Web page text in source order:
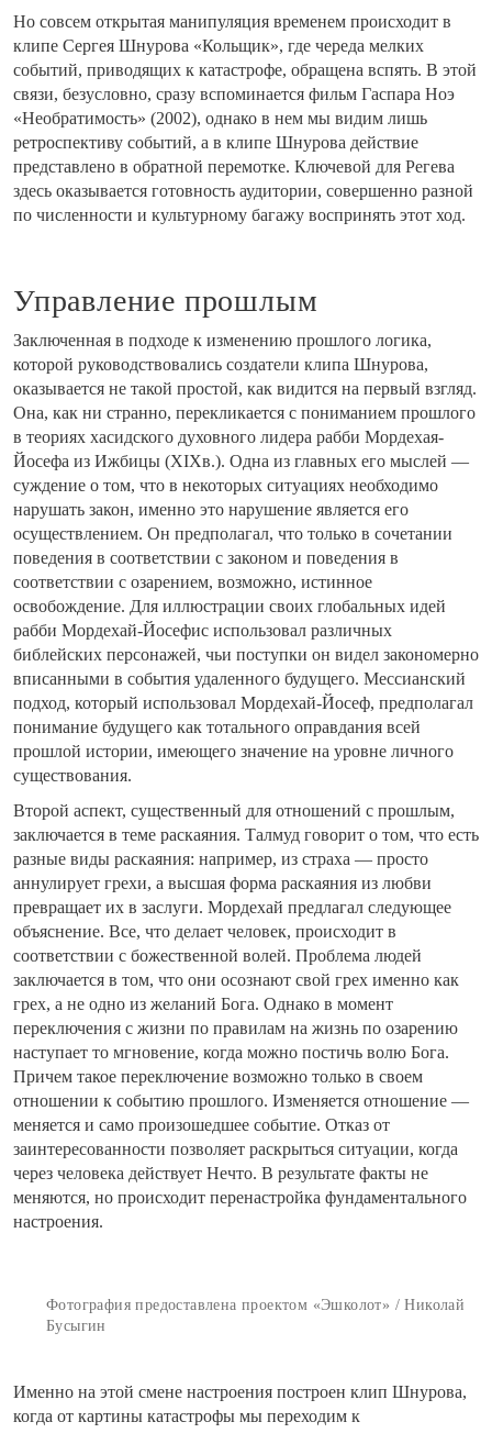
Но совсем открытая манипуляция временем происходит в
клипе Сергея Шнурова «Кольщик», где череда мелких
событий, приводящих к катастрофе, обращена вспять. В этой
связи, безусловно, сразу вспоминается фильм Гаспара Ноэ
«Необратимость» (2002), однако в нем мы видим лишь
ретроспективу событий, а в клипе Шнурова действие
представлено в обратной перемотке. Ключевой для Регева
здесь оказывается готовность аудитории, совершенно разной
по численности и культурному багажу воспринять этот ход.
Управление прошлым
Заключенная в подходе к изменению прошлого логика,
которой руководствовались создатели клипа Шнурова,
оказывается не такой простой, как видится на первый взгляд.
Она, как ни странно, перекликается с пониманием прошлого
в теориях хасидского духовного лидера рабби Мордехая-
Йосефа из Ижбицы (XIXв.). Одна из главных его мыслей —
суждение о том, что в некоторых ситуациях необходимо
нарушать закон, именно это нарушение является его
осуществлением. Он предполагал, что только в сочетании
поведения в соответствии с законом и поведения в
соответствии с озарением, возможно, истинное
освобождение. Для иллюстрации своих глобальных идей
рабби Мордехай-Йосефис использовал различных
библейских персонажей, чьи поступки он видел закономерно
вписанными в события удаленного будущего. Мессианский
подход, который использовал Мордехай-Йосеф, предполагал
понимание будущего как тотального оправдания всей
прошлой истории, имеющего значение на уровне личного
существования.
Второй аспект, существенный для отношений с прошлым,
заключается в теме раскаяния. Талмуд говорит о том, что есть
разные виды раскаяния: например, из страха — просто
аннулирует грехи, а высшая форма раскаяния из любви
превращает их в заслуги. Мордехай предлагал следующее
объяснение. Все, что делает человек, происходит в
соответствии с божественной волей. Проблема людей
заключается в том, что они осознают свой грех именно как
грех, а не одно из желаний Бога. Однако в момент
переключения с жизни по правилам на жизнь по озарению
наступает то мгновение, когда можно постичь волю Бога.
Причем такое переключение возможно только в своем
отношении к событию прошлого. Изменяется отношение —
меняется и само произошедшее событие. Отказ от
заинтересованности позволяет раскрыться ситуации, когда
через человека действует Нечто. В результате факты не
меняются, но происходит перенастройка фундаментального
настроения.
Фотография предоставлена проектом «Эшколот» / Николай
Бусыгин
Именно на этой смене настроения построен клип Шнурова,
когда от картины катастрофы мы переходим к